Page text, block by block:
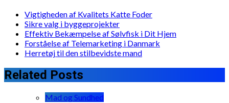
Vigtigheden af Kvalitets Katte Foder
Sikre valg i byggeprojekter
Effektiv Bekæmpelse af Sølvfisk i Dit Hjem
Forståelse af Telemarketing i Danmark
Herretøj til den stilbevidste mand
Related Posts
Mad og Sundhed